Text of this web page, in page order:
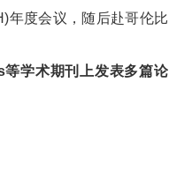
年度会议，随后赴哥伦比
学术期刊上发表多篇论